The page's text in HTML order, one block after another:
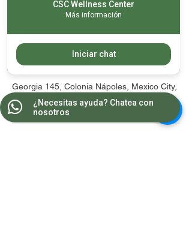
No hay rembolsos
Datos de contacto
Georgia 145, Colonia Nápoles, Mexico City,
CDMX, Mexico
CSC Wellness Center
Más información
Iniciar chat
¿Necesitas ayuda? Chatea con
nosotros